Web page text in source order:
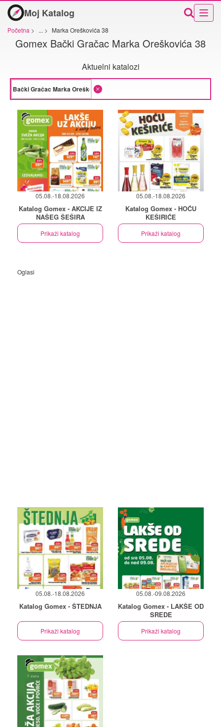
Moj Katalog
Početna > ... > Marka Oreškovića 38
Gomex Bački Gračac Marka Oreškovića 38
Aktuelni katalozi
05.08.-18.08.2026
Katalog Gomex - AKCIJE IZ
NAŠEG ŠEŠIRA
Prikaži katalog
05.08.-18.08.2026
Katalog Gomex - HOĆU
KEŠIRIĆE
Prikaži katalog
Oglasi
05.08.-18.08.2026
Katalog Gomex - ŠTEDNJA
Prikaži katalog
05.08.-09.08.2026
Katalog Gomex - LAKŠE OD
SREDE
Prikaži katalog